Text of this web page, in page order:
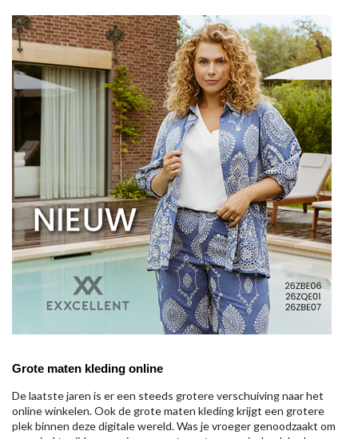
Grote maten kleding online
De laatste jaren is er een steeds grotere verschuiving naar het
online winkelen. Ook de grote maten kleding krijgt een grotere
plek binnen deze digitale wereld. Was je vroeger genoodzaakt om